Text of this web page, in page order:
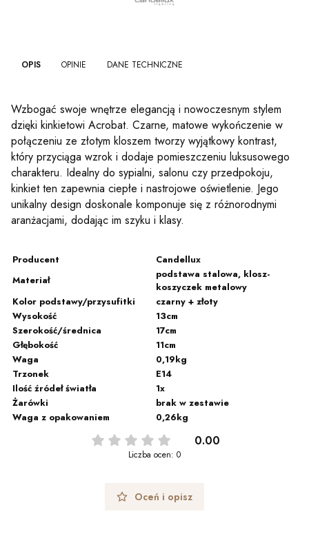
OPIS OPINIE DANE TECHNICZNE
Wzbogać swoje wnętrze elegancją i nowoczesnym stylem
dzięki kinkietowi Acrobat. Czarne, matowe wykończenie w
połączeniu ze złotym kloszem tworzy wyjątkowy kontrast,
który przyciąga wzrok i dodaje pomieszczeniu luksusowego
charakteru. Idealny do sypialni, salonu czy przedpokoju,
kinkiet ten zapewnia ciepłe i nastrojowe oświetlenie. Jego
unikalny design doskonale komponuje się z różnorodnymi
aranżacjami, dodając im szyku i klasy.
Producent
Candellux
Materiał
podstawa stalowa, klosz-
koszyczek metalowy
Kolor podstawy/przysufitki
czarny + złoty
Wysokość
13cm
Szerokość/średnica
17cm
Głębokość
11cm
Waga
0,19kg
Trzonek
E14
Ilość źródeł światła
1x
Żarówki
brak w zestawie
Waga z opakowaniem
0,26kg
0.00
Liczba ocen: 0
Oceń i opisz